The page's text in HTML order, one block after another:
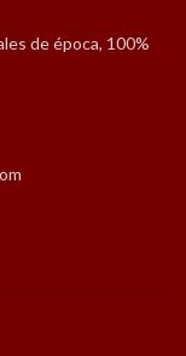
de época, 100%